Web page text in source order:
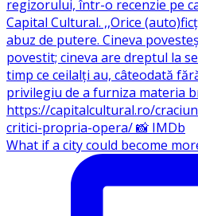
What if a city could become